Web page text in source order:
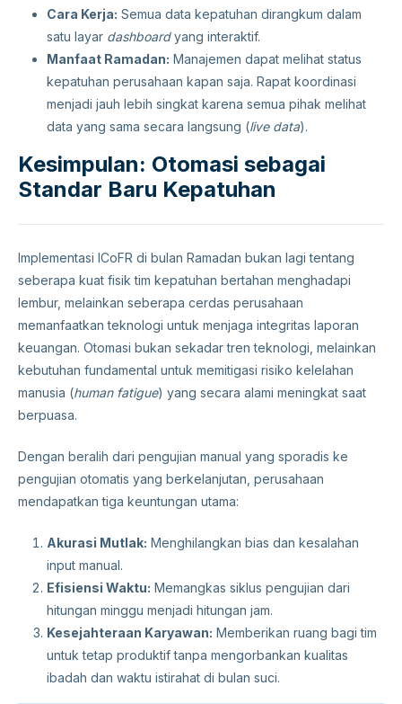
Cara Kerja: Semua data kepatuhan dirangkum dalam
satu layar dashboardyang interaktif.
Manfaat Ramadan: Manajemen dapat melihat status
kepatuhan perusahaan kapan saja. Rapat koordinasi
menjadi jauh lebih singkat karena semua pihak melihat
data yang sama secara langsung (live data).
Kesimpulan: Otomasi sebagai
Standar Baru Kepatuhan
Implementasi ICoFR di bulan Ramadan bukan lagi tentang
seberapa kuat fisik tim kepatuhan bertahan menghadapi
lembur, melainkan seberapa cerdas perusahaan
memanfaatkan teknologi untuk menjaga integritas laporan
keuangan. Otomasi bukan sekadar tren teknologi, melainkan
kebutuhan fundamental untuk memitigasi risiko kelelahan
manusia (human fatigue) yang secara alami meningkat saat
berpuasa.
Dengan beralih dari pengujian manual yang sporadis ke
pengujian otomatis yang berkelanjutan, perusahaan
mendapatkan tiga keuntungan utama:
Akurasi Mutlak: Menghilangkan bias dan kesalahan
input manual.
Efisiensi Waktu: Memangkas siklus pengujian dari
hitungan minggu menjadi hitungan jam.
Kesejahteraan Karyawan: Memberikan ruang bagi tim
untuk tetap produktif tanpa mengorbankan kualitas
ibadah dan waktu istirahat di bulan suci.